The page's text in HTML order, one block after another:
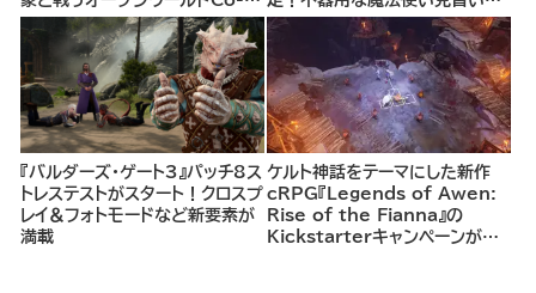
opシューター
して、ランダム生成ダンジョンを
探索し、世界を救う冒険へ。
『バルダーズ・ゲート3』パッチ8ス
トレステストがスタート！クロスプ
レイ＆フォトモードなど新要素が
満載
ケルト神話をテーマにした新作
cRPG『Legends of Awen:
Rise of the Fianna』の
Kickstarterキャンペーンがま